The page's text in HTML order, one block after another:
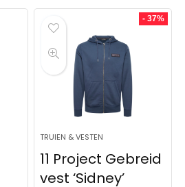
- 37%
TRUIEN & VESTEN
11 Project Gebreid
vest ‘Sidney’